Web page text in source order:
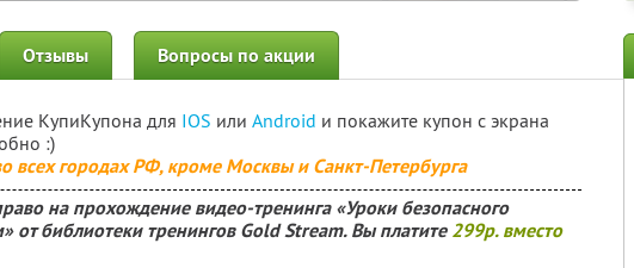
Отзывы Вопросы по акции
КупиКупона для IOS или Android и покажите купон с экрана
:)
всех городах РФ, кроме Москвы и Санкт-Петербурга
на прохождение видео-тренинга «Уроки безопасного
от библиотеки тренингов Gold Stream. Вы платите299р. вместо